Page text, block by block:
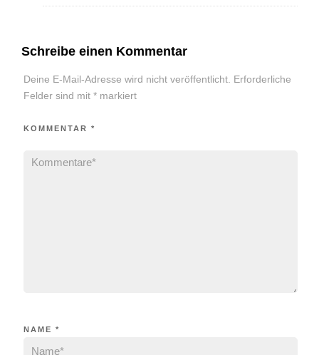
Schreibe einen Kommentar
Deine E-Mail-Adresse wird nicht veröffentlicht. Erforderliche
Felder sind mit *markiert
KOMMENTAR *
NAME *